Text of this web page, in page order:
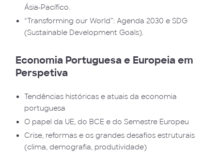
Ásia-Pacífico.
“Transforming our World”: Agenda 2030 e SDG
(Sustainable Development Goals).
Economia Portuguesa e Europeia em
Perspetiva
Tendências históricas e atuais da economia
portuguesa
O papel da UE, do BCE e do Semestre Europeu
Crise, reformas e os grandes desafios estruturais
(clima, demografia, produtividade)